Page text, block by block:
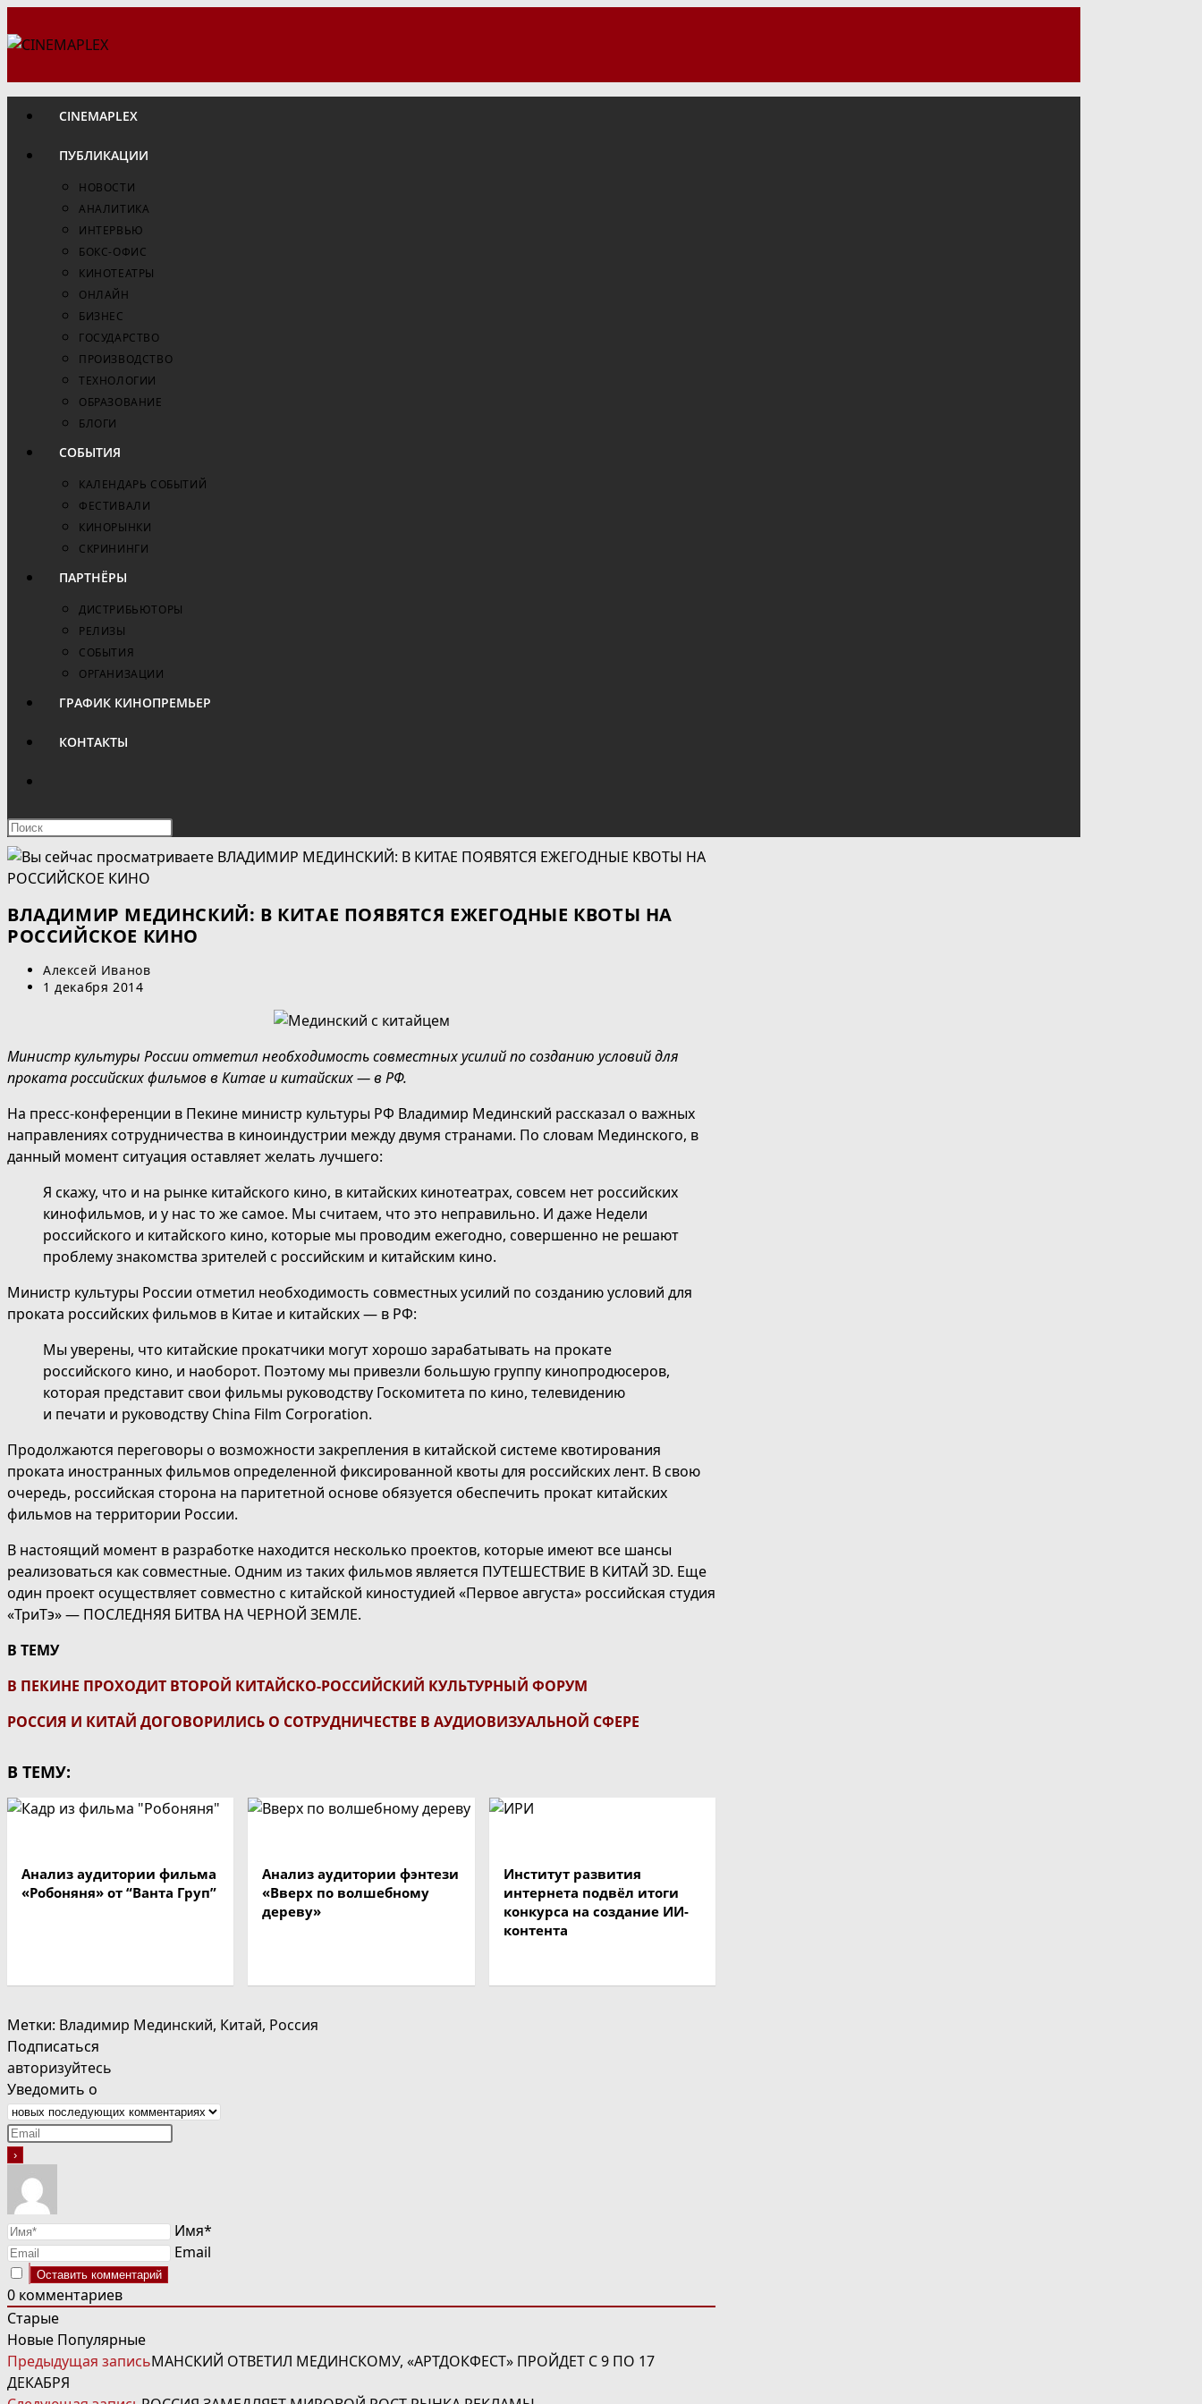
к
CINEMAPLEX
ПУБЛИКАЦИИ
НОВОСТИ
АНАЛИТИКА
ИНТЕРВЬЮ
БОКС-ОФИС
КИНОТЕАТРЫ
ОНЛАЙН
БИЗНЕС
ГОСУДАРСТВО
ПРОИЗВОДСТВО
ТЕХНОЛОГИИ
ОБРАЗОВАНИЕ
БЛОГИ
СОБЫТИЯ
КАЛЕНДАРЬ СОБЫТИЙ
ФЕСТИВАЛИ
КИНОРЫНКИ
СКРИНИНГИ
ПАРТНЁРЫ
ДИСТРИБЬЮТОРЫ
РЕЛИЗЫ
СОБЫТИЯ
ОРГАНИЗАЦИИ
ГРАФИК КИНОПРЕМЬЕР
КОНТАКТЫ
ПОИСК
ПО
САЙТУ
Нажмите
клавишу
Escape,
закрыть
панель
ВЛАДИМИР МЕДИНСКИЙ: В КИТАЕ ПОЯВЯТСЯ ЕЖЕГОДНЫЕ КВОТЫ НА
РОССИЙСКОЕ КИНО
Автор
записи:
Алексей Иванов
Запись
1 декабря 2014
Министр культуры России отметил необходимость совместных усилий по созданию условий для
проката российских фильмов в Китае и китайских — в РФ.
На пресс-конференции в Пекине министр культуры РФ Владимир Мединский рассказал о важных
направлениях сотрудничества в киноиндустрии между двумя странами. По словам Мединского, в
данный момент ситуация оставляет желать лучшего:
Я скажу, что и на рынке китайского кино, в китайских кинотеатрах, совсем нет российских
кинофильмов, и у нас то же самое. Мы считаем, что это неправильно. И даже Недели
российского и китайского кино, которые мы проводим ежегодно, совершенно не решают
проблему знакомства зрителей с российским и китайским кино.
Министр культуры России отметил необходимость совместных усилий по созданию условий для
проката российских фильмов в Китае и китайских — в РФ:
Мы уверены, что китайские прокатчики могут хорошо зарабатывать на прокате
российского кино, и наоборот. Поэтому мы привезли большую группу кинопродюсеров,
которая представит свои фильмы руководству Госкомитета по кино, телевидению
и печати и руководству China Film Corporation.
Продолжаются переговоры о возможности закрепления в китайской системе квотирования
проката иностранных фильмов определенной фиксированной квоты для российских лент. В свою
очередь, российская сторона на паритетной основе обязуется обеспечить прокат китайских
фильмов на территории России.
В настоящий момент в разработке находится несколько проектов, которые имеют все шансы
реализоваться как совместные. Одним из таких фильмов является ПУТЕШЕСТВИЕ В КИТАЙ 3D. Еще
один проект осуществляет совместно с китайской киностудией «Первое августа» российская студия
«ТриТэ» — ПОСЛЕДНЯЯ БИТВА НА ЧЕРНОЙ ЗЕМЛЕ.
В ТЕМУ
В ПЕКИНЕ ПРОХОДИТ ВТОРОЙ КИТАЙСКО-РОССИЙСКИЙ КУЛЬТУРНЫЙ ФОРУМ
РОССИЯ И КИТАЙ ДОГОВОРИЛИСЬ О СОТРУДНИЧЕСТВЕ В АУДИОВИЗУАЛЬНОЙ СФЕРЕ
В ТЕМУ:
Анализ аудитории фильма
«Робоняня» от “Ванта Груп”
Анализ аудитории фэнтези
«Вверх по волшебному
дереву»
Институт развития
интернета подвёл итоги
конкурса на создание ИИ-
контента
Метки: Владимир Мединский, Китай, Россия
Подписаться
авторизуйтесь
Уведомить о
Имя*
Email
0 комментариев
Старые
Новые Популярные
ЧИТАТЬ
ДАЛЕЕ
СТАТЬИ
Предыдущая записьМАНСКИЙ ОТВЕТИЛ МЕДИНСКОМУ, «АРТДОКФЕСТ» ПРОЙДЕТ С 9 ПО 17
ДЕКАБРЯ